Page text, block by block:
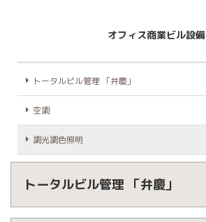
オフィス商業ビル設備
トータルビル管理 「弁慶」
空調
調光調色照明
トータルビル管理 「弁慶」